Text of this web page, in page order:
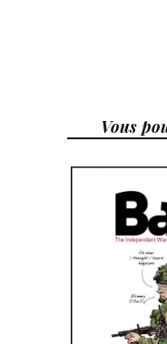
Vous